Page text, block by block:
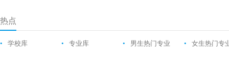
热点
• 学校库 • 专业库 • 男生热门专业 • 女生热门专